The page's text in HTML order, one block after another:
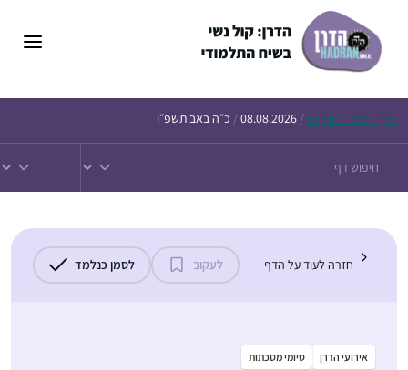
הדף היומי – חולין ק /
08.08.2026
/ כ״ה באב תשפ״ו
חזרה לעוד על הדף לעקוב לסמן כנלמד
אירועי הדרן סיומי מסכתות